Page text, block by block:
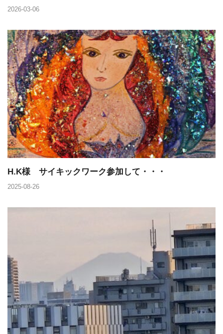
2026-03-06
H.K様 サイキックワーク参加して・・・
2025-08-26